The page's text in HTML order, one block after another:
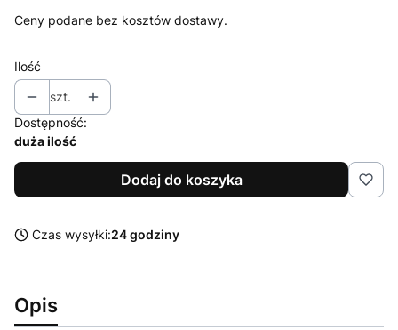
Ceny podane bez kosztów dostawy.
Ilość
szt.
Dostępność:
duża ilość
Dodaj do koszyka
Czas wysyłki:24 godziny
Opis